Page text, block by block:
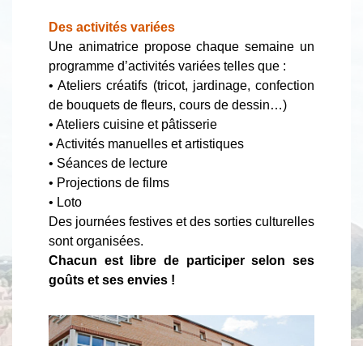
Des activités variées
Une animatrice propose chaque semaine un
programme d’activités variées telles que :
• Ateliers créatifs (tricot, jardinage, confection
de bouquets de fleurs, cours de dessin…)
• Ateliers cuisine et pâtisserie
• Activités manuelles et artistiques
• Séances de lecture
• Projections de films
• Loto
Des journées festives et des sorties culturelles
sont organisées.
Chacun est libre de participer selon ses
goûts et ses envies !